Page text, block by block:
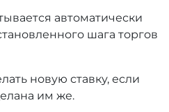
автоматически
шага торгов
новую ставку, если
им же.